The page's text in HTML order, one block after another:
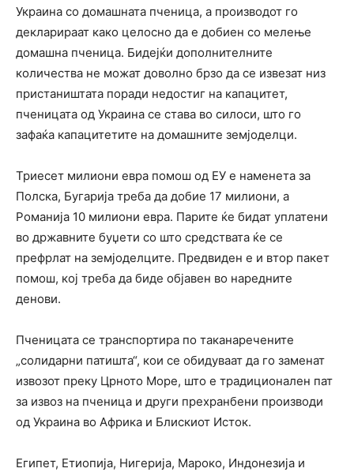
Украина со домашната пченица, а производот го
декларираат како целосно да е добиен со мелење
домашна пченица. Бидејќи дополнителните
количества не можат доволно брзо да се извезат низ
пристаништата поради недостиг на капацитет,
пченицата од Украина се става во силоси, што го
зафаќа капацитетите на домашните земјоделци.
Триесет милиони евра помош од ЕУ е наменета за
Полска, Бугарија треба да добие 17 милиони, а
Романија 10 милиони евра. Парите ќе бидат уплатени
во државните буџети со што средствата ќе се
префрлат на земјоделците. Предвиден е и втор пакет
помош, кој треба да биде објавен во наредните
денови.
Пченицата се транспортира по таканаречените
„солидарни патишта“, кои се обидуваат да го заменат
извозот преку Црното Море, што е традиционален пат
за извоз на пченица и други прехранбени производи
од Украина во Африка и Блискиот Исток.
Египет, Етиопија, Нигерија, Мароко, Индонезија и